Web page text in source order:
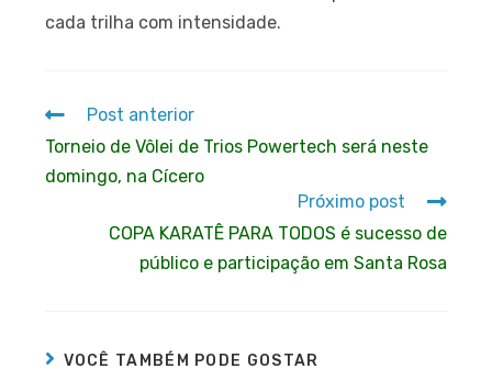
cada trilha com intensidade.
Post anterior
Torneio de Vôlei de Trios Powertech será neste
domingo, na Cícero
Próximo post
COPA KARATÊ PARA TODOS é sucesso de
público e participação em Santa Rosa
VOCÊ TAMBÉM PODE GOSTAR